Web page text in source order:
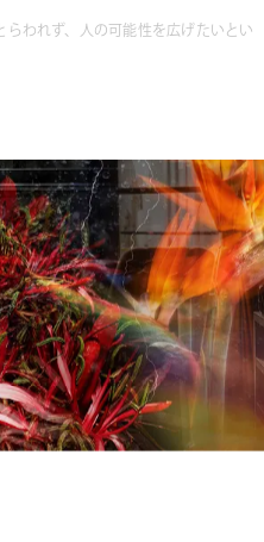
われず、人の可能性を広げたいとい